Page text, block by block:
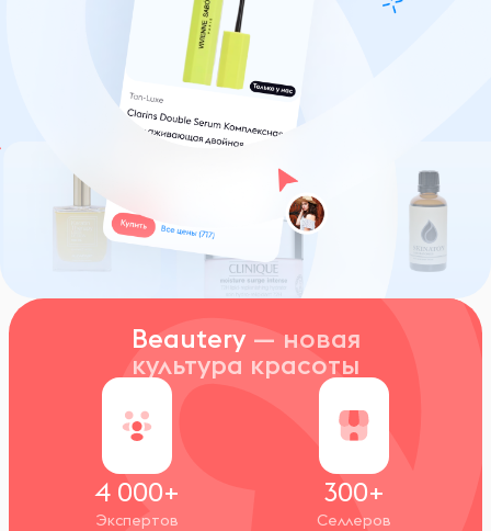
Beautery — новая
культура красоты
4 000+
Экспертов
300+
Селлеров